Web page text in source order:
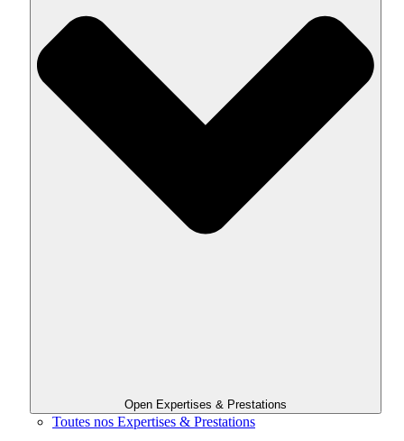
Open Expertises & Prestations
Toutes nos Expertises & Prestations